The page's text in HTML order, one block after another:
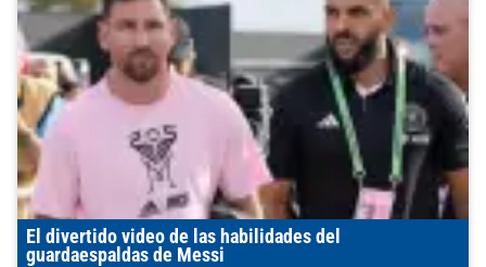
El divertido video de las habilidades del
guardaespaldas de Messi